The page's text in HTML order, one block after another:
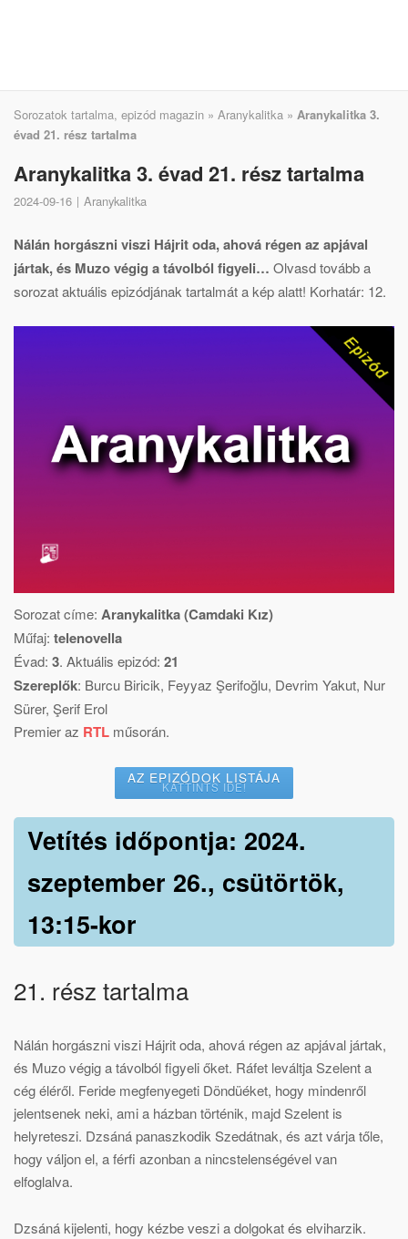
Sorozatok tartalma, epizód magazin » Aranykalitka » Aranykalitka 3.
évad 21. rész tartalma
Aranykalitka 3. évad 21. rész tartalma
2024-09-16 Aranykalitka
Nálán horgászni viszi Hájrit oda, ahová régen az apjával
jártak, és Muzo végig a távolból figyeli… Olvasd tovább a
sorozat aktuális epizódjának tartalmát a kép alatt! Korhatár: 12.
Sorozat címe: Aranykalitka (Camdaki Kız)
Műfaj: telenovella
Évad: 3. Aktuális epizód: 21
Szereplők: Burcu Biricik, Feyyaz Şerifoğlu, Devrim Yakut, Nur
Sürer, Şerif Erol
Premier az RTL műsorán.
AZ EPIZÓDOK LISTÁJA
KATTINTS IDE!
Vetítés időpontja: 2024.
szeptember 26., csütörtök,
13:15-kor
21. rész tartalma
Nálán horgászni viszi Hájrit oda, ahová régen az apjával jártak,
és Muzo végig a távolból figyeli őket. Ráfet leváltja Szelent a
cég éléről. Feride megfenyegeti Döndüéket, hogy mindenről
jelentsenek neki, ami a házban történik, majd Szelent is
helyreteszi. Dzsáná panaszkodik Szedátnak, és azt várja tőle,
hogy váljon el, a férfi azonban a nincstelenségével van
elfoglalva.
Dzsáná kijelenti, hogy kézbe veszi a dolgokat és elviharzik.